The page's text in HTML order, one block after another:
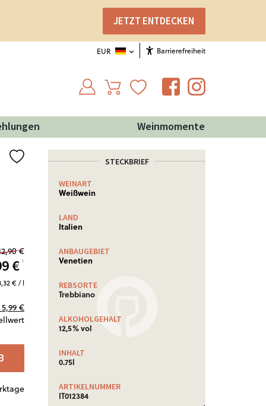
JETZT ENTDECKEN
Barrierefreiheit
EUR
Weinmomente
€
€¹
€ / l
5,99 €
STECKBRIEF
WEINART
Weißwein
LAND
Italien
ANBAUGEBIET
Venetien
REBSORTE
Trebbiano
ALKOHOLGEHALT
12,5% vol
INHALT
0.75l
ARTIKELNUMMER
IT012384